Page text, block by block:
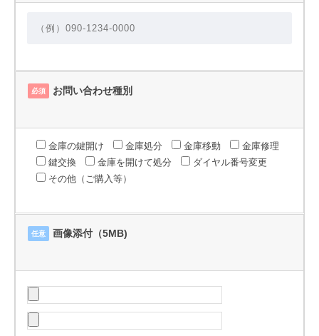
必須 お問い合わせ種別
金庫の鍵開け 金庫処分 金庫移動
金庫修理
鍵交換
金庫を開けて処分
ダイヤル番号変更
その他（ご購入等）
任意 画像添付（5MB)